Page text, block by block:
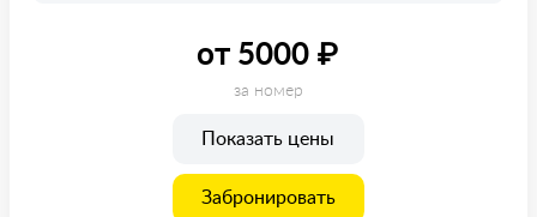
от 5000 ₽
за номер
Показать цены
Забронировать